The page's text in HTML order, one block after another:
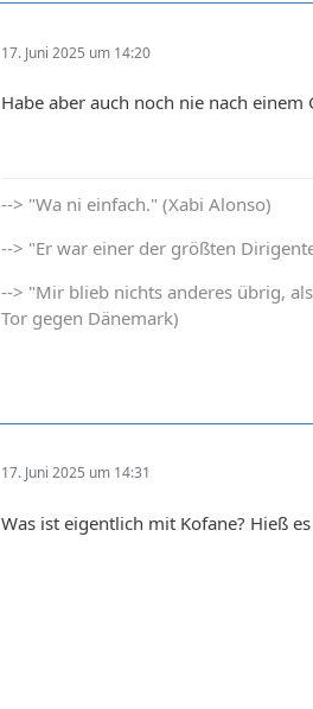
17. Juni 2025 um 14:20
Habe aber auch noch nie nach
--> "Wa ni einfach." (Xabi Alonso)
--> "Er war einer der größten
--> "Mir blieb nichts anderes übrig,
Tor gegen Dänemark)
17. Juni 2025 um 14:31
Was ist eigentlich mit Kofane? Hieß